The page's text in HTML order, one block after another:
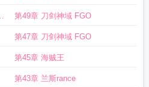
第49章 刀剑神域 FGO
第47章 刀剑神域 FGO
第45章 海贼王
第43章 兰斯rance